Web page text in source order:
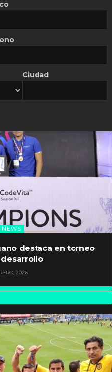
Libre por costos
2026
NEWS
destaca en torneo
2026
Ciudad